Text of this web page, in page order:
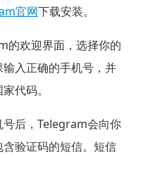
官网下载安装。
的欢迎界面，选择你的
入正确的手机号，并
代码。
号后，Telegram会向你
验证码的短信。短信